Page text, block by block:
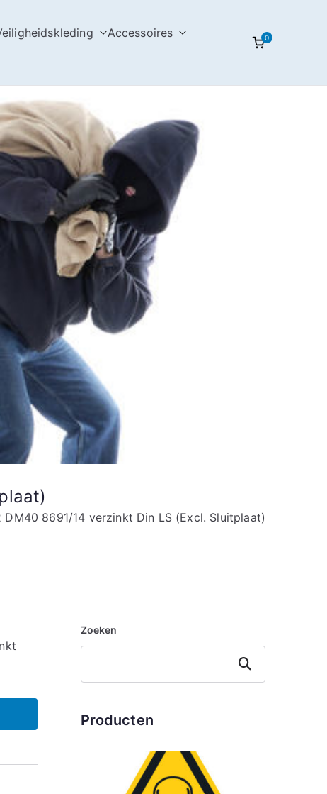
Accessoires
0
DM40 8691/14 verzinkt Din LS (Excl. Sluitplaat)
Zoeken
Zoeken
Producten